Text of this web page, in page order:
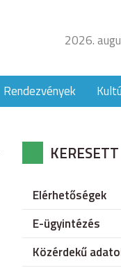
2026.
Rendezvények
Elérhetőségek
E-ügyintézés
Közérdekű